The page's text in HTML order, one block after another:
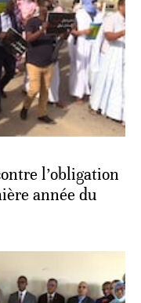
l’obligation
année du